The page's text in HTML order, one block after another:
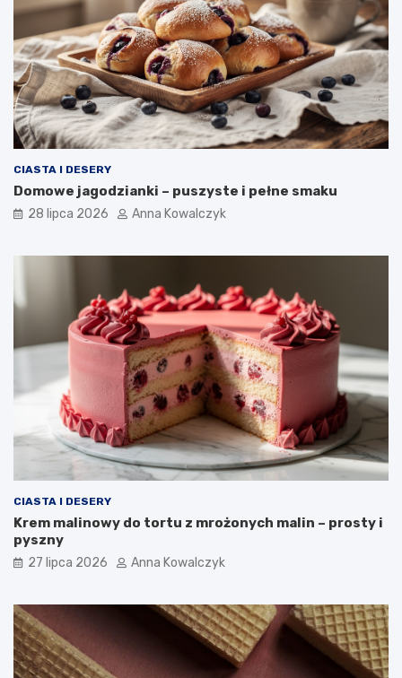
CIASTA I DESERY
Domowe jagodzianki – puszyste i pełne smaku
28 lipca 2026 Anna Kowalczyk
CIASTA I DESERY
Krem malinowy do tortu z mrożonych malin – prosty i
pyszny
27 lipca 2026 Anna Kowalczyk